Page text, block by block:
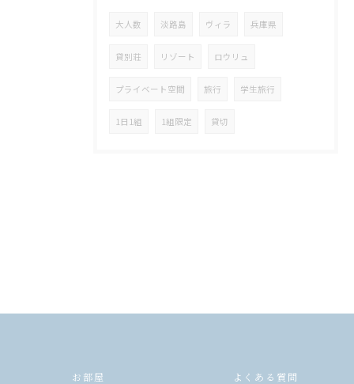
大人数 淡路島 ヴィラ 兵庫県
貸別荘 リゾート ロウリュ
プライベート空間 旅行 学生旅行
1日1組 1組限定 貸切
お部屋 よくある質問